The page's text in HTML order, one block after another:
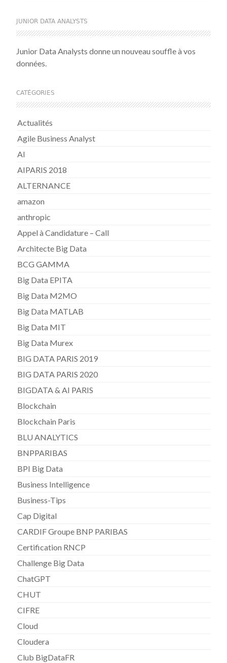
JUNIOR DATA ANALYSTS
Junior Data Analysts donne un nouveau souffle à vos
données.
CATÉGORIES
Actualités
Agile Business Analyst
AI
AIPARIS 2018
ALTERNANCE
amazon
anthropic
Appel à Candidature – Call
Architecte Big Data
BCG GAMMA
Big Data EPITA
Big Data M2MO
Big Data MATLAB
Big Data MIT
Big Data Murex
BIG DATA PARIS 2019
BIG DATA PARIS 2020
BIGDATA & AI PARIS
Blockchain
Blockchain Paris
BLU ANALYTICS
BNPPARIBAS
BPI Big Data
Business Intelligence
Business-Tips
Cap Digital
CARDIF Groupe BNP PARIBAS
Certification RNCP
Challenge Big Data
ChatGPT
CHUT
CIFRE
Cloud
Cloudera
Club BigDataFR